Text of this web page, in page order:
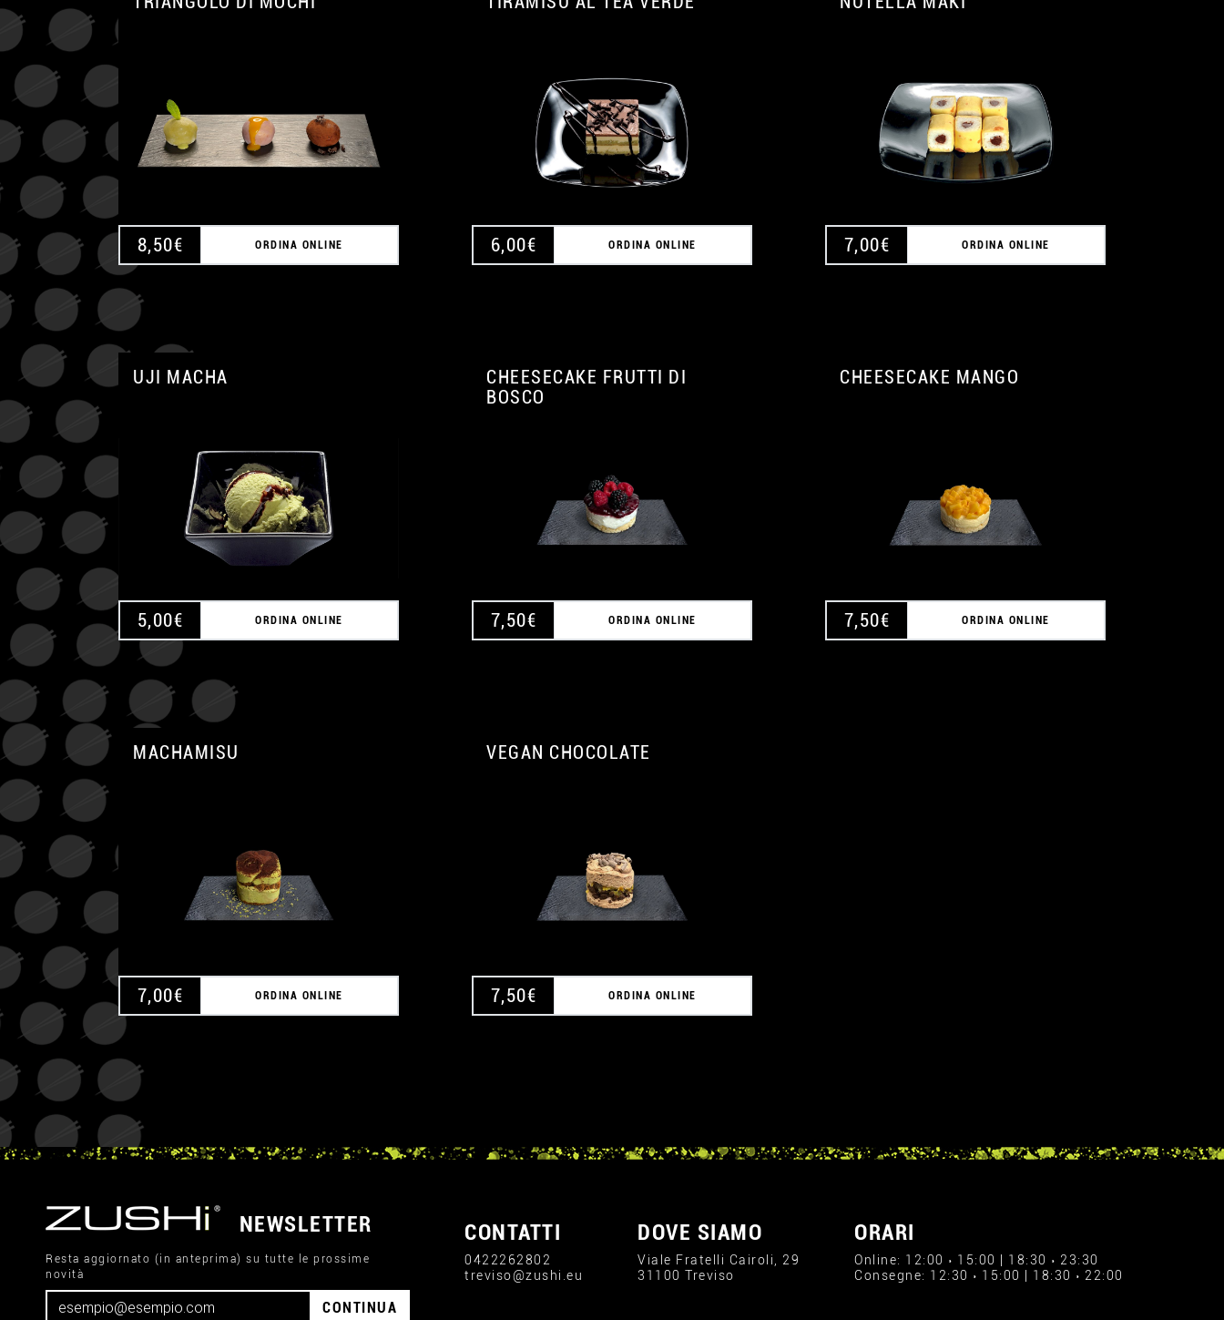
8,50€ ORDINA ONLINE 6,00€ ORDINA ONLINE 7,00€ ORDINA ONLINE
UJI MACHA
5,00€ ORDINA ONLINE
CHEESECAKE FRUTTI DI
BOSCO
7,50€ ORDINA ONLINE
CHEESECAKE MANGO
7,50€ ORDINA ONLINE
MACHAMISU
7,00€ ORDINA ONLINE
VEGAN CHOCOLATE
7,50€ ORDINA ONLINE
NEWSLETTER
Resta aggiornato (in anteprima) su tutte le prossime
novità
CONTINUA
CONTATTI
0422262802
treviso@zushi.eu
DOVE SIAMO
Viale Fratelli Cairoli, 29
31100 Treviso
ORARI
Online: 12:00 › 15:00 | 18:30 › 23:30
Consegne: 12:30 › 15:00 | 18:30 › 22:00